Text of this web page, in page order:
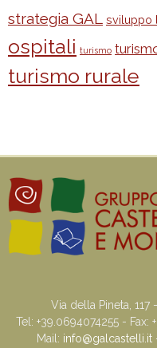
strategia GAL sviluppo
ospitali turismo
turismo rurale
Via della Pineta,
Tel: +39.0694074255 - Fax:
Mail: info@galcastelli.it